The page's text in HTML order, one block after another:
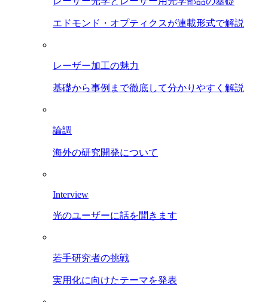
エドモンド・オプティクスが連載形式で解説
レーザー加工の魅力
基礎から事例まで徹底して分かりやすく解説
論調
海外の研究開発について
Interview
光のユーザーに話を聞きます
若手研究者の挑戦
実用化に向けたテーマを発表